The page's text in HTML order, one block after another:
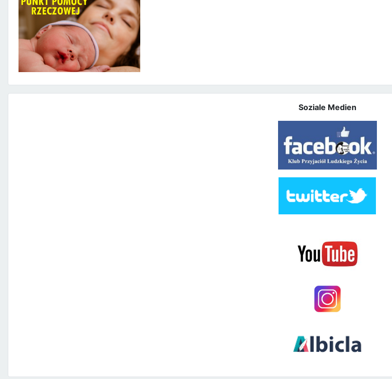
Soziale Medien